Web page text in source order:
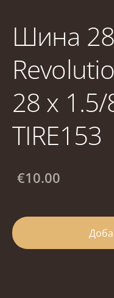
Шина
28 x
TIRE153
€10.00